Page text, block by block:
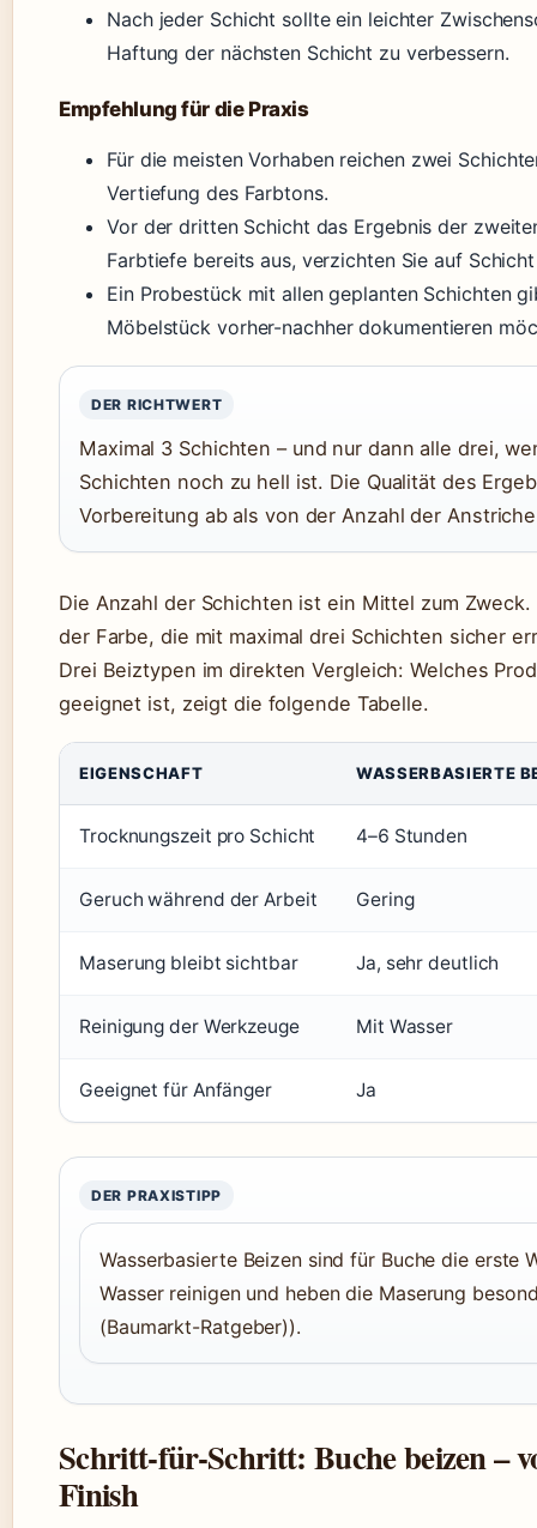
Nach jeder Schicht sollte ein leichter
Haftung der nächsten Schicht zu verbessern.
Empfehlung für die Praxis
Für die meisten Vorhaben reichen zwei
Vertiefung des Farbtons.
Vor der dritten Schicht das Ergebnis der
Farbtiefe bereits aus, verzichten Sie auf
Ein Probestück mit allen geplanten Schichten
Möbelstück vorher-nachher dokumentieren
DER RICHTWERT
Maximal 3 Schichten – und nur dann alle drei,
Schichten noch zu hell ist. Die Qualität des
Vorbereitung ab als von der Anzahl der
Die Anzahl der Schichten ist ein Mittel zum
der Farbe, die mit maximal drei Schichten sicher
Drei Beiztypen im direkten Vergleich: Welches
geeignet ist, zeigt die folgende Tabelle.
EIGENSCHAFT WASSERBASIERTE
Trocknungszeit pro Schicht 4–6 Stunden
Geruch während der Arbeit Gering
Maserung bleibt sichtbar Ja, sehr deutlich
Reinigung der Werkzeuge Mit Wasser
Geeignet für Anfänger Ja
DER PRAXISTIPP
Wasserbasierte Beizen sind für Buche die erste
Wasser reinigen und heben die Maserung
(Baumarkt-Ratgeber)).
Schritt-für-Schritt: Buche beizen –
Finish